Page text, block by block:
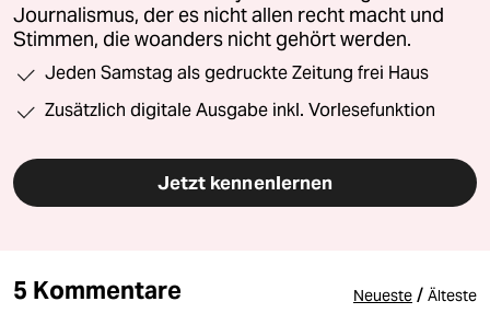
Journalismus, der es nicht allen recht macht und
Stimmen, die woanders nicht gehört werden.
Jeden Samstag als gedruckte Zeitung frei Haus
Zusätzlich digitale Ausgabe inkl. Vorlesefunktion
Jetzt kennenlernen
5 Kommentare Neueste / Älteste